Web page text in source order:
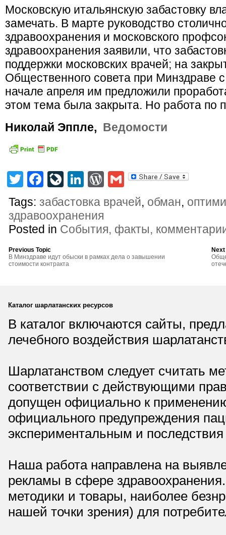
Московскую итальянскую забастовку
замечать. В марте руководство
здравоохранения и московского
здравоохранения заявили, что
поддержки московских врачей; на
Общественного совета при Минздраве
начале апреля им предложили
этом тема была закрыта. Но работа по
Николай Эппле, Ведомости
TwitterFacebook
LiveJournal
LinkedIn
WordPress
Gmail
Tags:забастовка врачей, обман,
здравоохранения
Posted in События, факты,
Previous Topic
В Минздраве идут обыски в рамках дела о завышении
стоимости контракта
Каталог шарлатанских ресурсов
В каталог включаются сайты,
лечебного воздействия
Шарлатанством следует считать
соответствии с действующими
допущен официально к
официального предупреждения
экспериментальным и
Наша работа направлена на
рекламы в сфере
методики и товары, наиболее
нашей точки зрения) для